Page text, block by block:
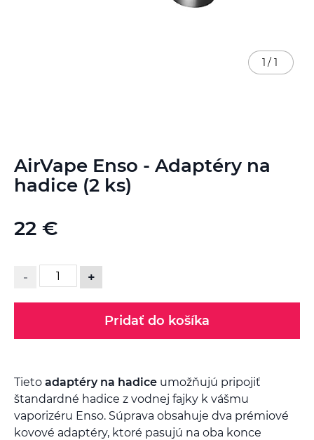
AirVape Enso - Adaptéry na
hadice (2 ks)
22 €
- +
Pridať do košíka
Tieto adaptéry na hadice umožňujú pripojiť
štandardné hadice z vodnej fajky k vášmu
vaporizéru Enso. Súprava obsahuje dva prémiové
kovové adaptéry, ktoré pasujú na oba konce
1 / 1
na
začiatok
galérie